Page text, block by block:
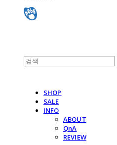
SHOP
SALE
INFO
ABOUT
QnA
REVIEW